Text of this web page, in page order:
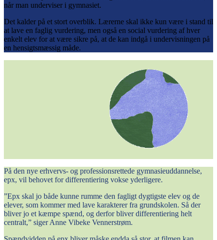
når man underviser i gymnasiet.
Det kalder på et stort overblik. Lærerne skal ikke kun være i stand til
at lave en faglig vurdering, men også en social vurdering af hver
enkelt elev for at være sikre på, at de kan indgå i undervisningen på
en hensigtsmæssig måde.
På den nye erhvervs- og professionsrettede gymnasieuddannelse,
epx, vil behovet for differentiering vokse yderligere.
”Epx skal jo både kunne rumme den fagligt dygtigste elev og de
elever, som kommer med lave karakterer fra grundskolen. Så der
bliver jo et kæmpe spænd, og derfor bliver differentiering helt
centralt,” siger Anne Vibeke Vennerstrøm.